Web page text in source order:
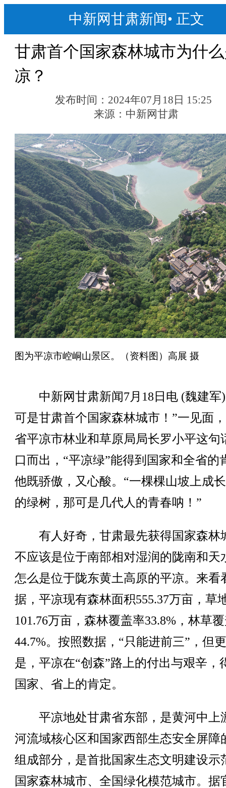
中新网甘肃新闻• 正文
甘肃首个国家森林城市为什
凉？
发布时间： 2024年07月18日 15:25
来源： 中新网甘肃
图为平凉市崆峒山景区。（资料图）高展 摄
中新网甘肃新闻7月18日电 (魏建军
可是甘肃首个国家森林城市！”一见面
省平凉市林业和草原局局长罗小平这句
口而出，“平凉绿”能得到国家和全省的
他既骄傲，又心酸。“一棵棵山坡上成
的绿树，那可是几代人的青春呐！”
有人好奇，甘肃最先获得国家森林
不应该是位于南部相对湿润的陇南和天
怎么是位于陇东黄土高原的平凉。来看
据，平凉现有森林面积555.37万亩，草
101.76万亩，森林覆盖率33.8%，林草
44.7%。按照数据，“只能进前三”，但
是，平凉在“创森”路上的付出与艰辛，
国家、省上的肯定。
平凉地处甘肃省东部，是黄河中上
河流域核心区和国家西部生态安全屏障
组成部分，是首批国家生态文明建设示
国家森林城市、全国绿化模范城市。据